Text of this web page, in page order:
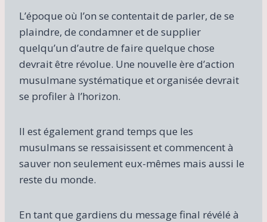
L’époque où l’on se contentait de parler, de se
plaindre, de condamner et de supplier
quelqu’un d’autre de faire quelque chose
devrait être révolue. Une nouvelle ère d’action
musulmane systématique et organisée devrait
se profiler à l’horizon.
Il est également grand temps que les
musulmans se ressaisissent et commencent à
sauver non seulement eux-mêmes mais aussi le
reste du monde.
En tant que gardiens du message final révélé à